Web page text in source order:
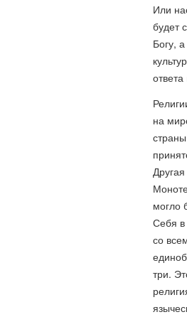
Или
будет
Богу,
на
могло
Себя в
со
три.